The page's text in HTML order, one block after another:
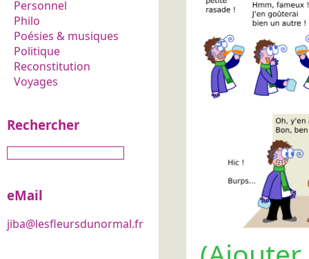
Personnel
Philo
Poésies & musiques
Politique
Reconstitution
Voyages
Rechercher
eMail
jiba@lesfleursdunormal.fr